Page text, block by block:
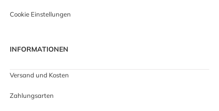
Cookie Einstellungen
INFORMATIONEN
Versand und Kosten
Zahlungsarten